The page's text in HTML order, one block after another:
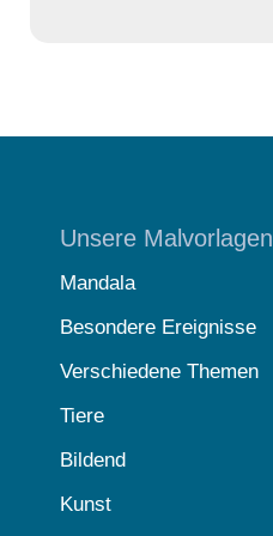
Unsere
Mandala
Besondere Ereignisse
Verschiedene Themen
Tiere
Bildend
Kunst